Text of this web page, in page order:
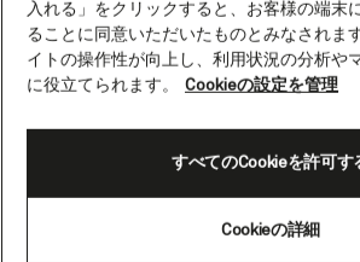
キュナード船が数十年にわたって航海
入れる」をクリックすると、お客様の端末
ることに同意いただいたものとみなされま
イトの操作性が向上し、利用状況の分析や
に役立てられます。
Cookieの設定を管理
Cookieの詳細
すべてのCookieを許可す